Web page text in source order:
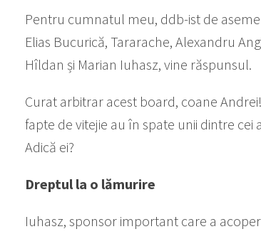
Pentru cumnatul meu, ddb-ist de
Elias Bucurică, Tararache, Alexandru
Hîldan și Marian Iuhasz, vine răspunsul.
Curat arbitrar acest board, coane
fapte de vitejie au în spate unii dintre
Adică ei?
Dreptul la o lămurire
Iuhasz, sponsor important care a